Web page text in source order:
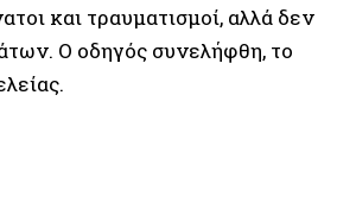
και τραυματισμοί, αλλά δεν
Ο οδηγός συνελήφθη, το